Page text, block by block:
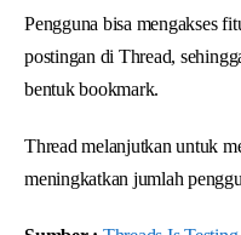
Pengguna bisa mengakses
postingan di Thread,
bentuk bookmark.
Thread melanjutkan untuk
meningkatkan jumlah